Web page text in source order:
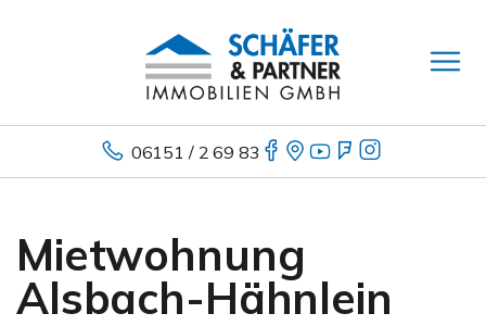
06151 / 2 69 83
Mietwohnung
Alsbach-Hähnlein